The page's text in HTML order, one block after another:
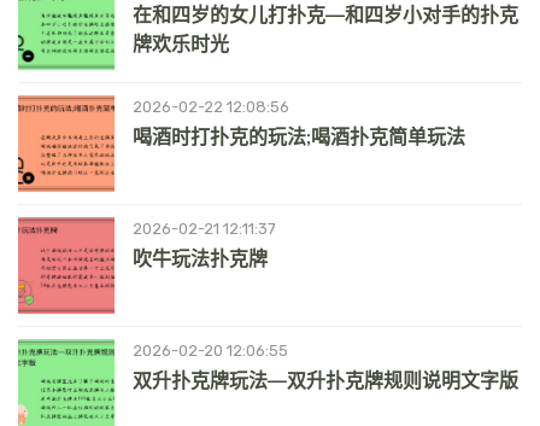
在和四岁的女儿打扑克—和四岁小对手的扑克
牌欢乐时光
2026-02-22 12:08:56
喝酒时打扑克的玩法;喝酒扑克简单玩法
2026-02-21 12:11:37
吹牛玩法扑克牌
2026-02-20 12:06:55
双升扑克牌玩法—双升扑克牌规则说明文字版